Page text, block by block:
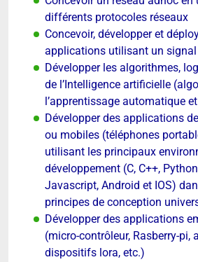
différents protocoles réseaux
Concevoir, développer et
applications utilisant un signal
Développer les algorithmes,
de l’Intelligence artificielle
l’apprentissage automatique
Développer des applications
ou mobiles (téléphones
utilisant les principaux
développement (C, C++,
Javascript, Android et IOS)
principes de conception
Développer des applications
(micro-contrôleur, Rasberry-pi,
dispositifs lora, etc.)